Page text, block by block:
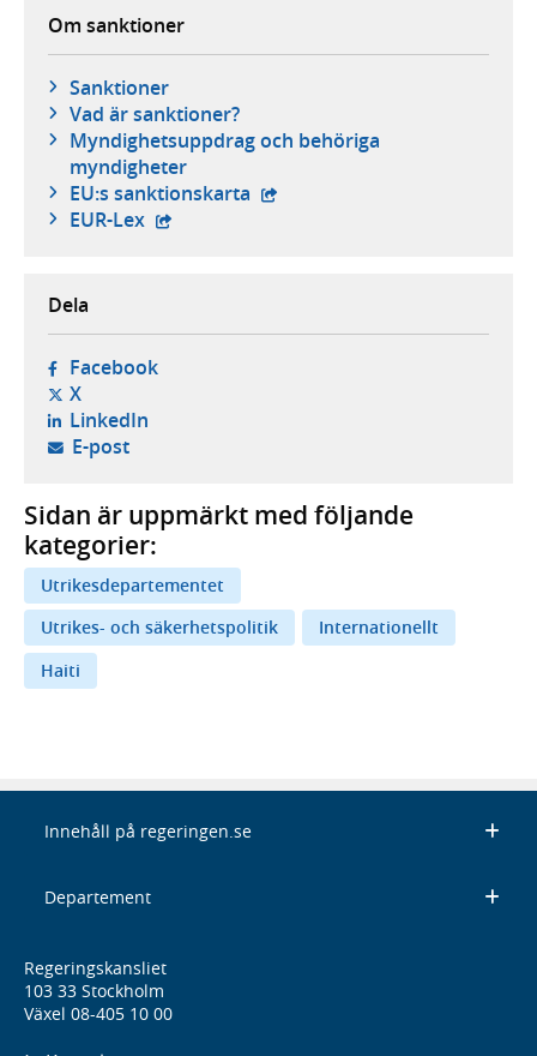
Om sanktioner
Sanktioner
Vad är sanktioner?
Myndighetsuppdrag och behöriga
myndigheter
EU:s sanktionskarta - extern webbplats,
EUR-Lex - extern webbplats,
Dela
Facebook- öppnas i ny flik, extern webbplats,
X- öppnas i ny flik, extern webbplats,
LinkedIn- öppnas i ny flik, extern webbplats,
E-post- öppnar din e-postklient,
Sidan är uppmärkt med följande
kategorier:
Utrikesdepartementet
Utrikes- och säkerhetspolitik
Internationellt
Haiti
Innehåll på regeringen.se
Departement
Regeringskansliet
103 33 Stockholm
Växel 08-405 10 00